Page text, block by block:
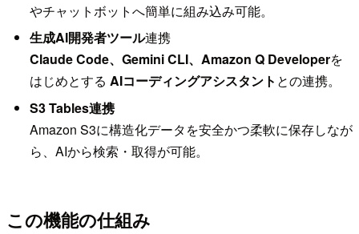
やチャットボットへ簡単に組み込み可能。
生成AI開発者ツール連携
Claude Code、Gemini CLI、Amazon Q Developerを
はじめとする AIコーディングアシスタント との連携。
S3 Tables連携
Amazon S3に構造化データを安全かつ柔軟に保存しなが
ら、AIから検索・取得が可能。
この機能の仕組み